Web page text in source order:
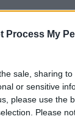
Process My
sale, sharing
or sensitive
please use the
Please